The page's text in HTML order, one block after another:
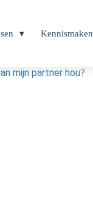
Kennismaken
mijn partner hou?